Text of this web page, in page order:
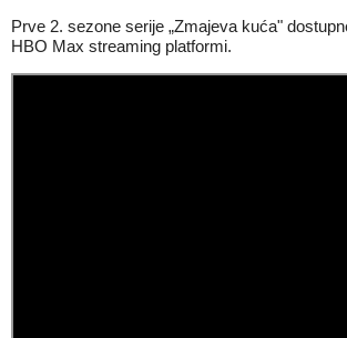
Prve 2. sezone serije „Zmajeva kuća"
HBO Max streaming platformi.